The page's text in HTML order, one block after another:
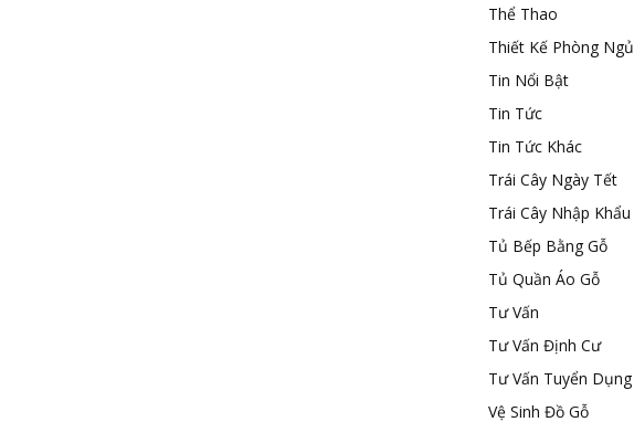
Thể Thao
Thiết Kế Phòng Ngủ
Tin Nổi Bật
Tin Tức
Tin Tức Khác
Trái Cây Ngày Tết
Trái Cây Nhập Khẩu
Tủ Bếp Bằng Gỗ
Tủ Quần Áo Gỗ
Tư Vấn
Tư Vấn Định Cư
Tư Vấn Tuyển Dụng
Vệ Sinh Đồ Gỗ